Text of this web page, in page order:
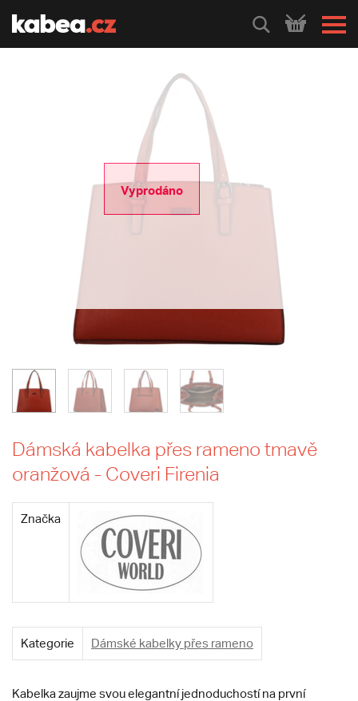
HLEDEJ
Vyprodáno
Dámská kabelka přes rameno tmavě
oranžová - Coveri Firenia
Značka
Kategorie Dámské kabelky přes rameno
Kabelka zaujme svou elegantní jednoduchostí na první